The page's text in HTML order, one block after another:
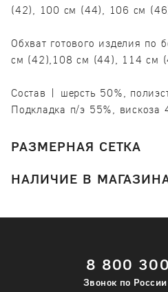
(42), 100 см (44), 106 см
Обхват готового изделия
см (42),108 см (44), 114 см
Состав | шерсть 50%,
Подкладка п/э 55%, вискоза
РАЗМЕРНАЯ СЕТКА
НАЛИЧИЕ В
8 800
Звонок по